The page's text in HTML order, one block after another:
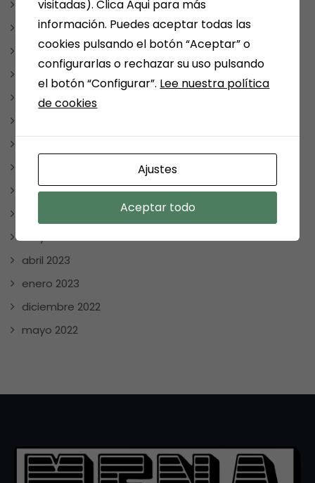
marzo 2024
febrero 2024
enero 2024
diciembre 2023
noviembre 2023
julio 2023
abril 2023
enero 2023
diciembre 2022
mayo 2022
visitadas). Clica Aqui para más
información. Puedes aceptar todas las
cookies pulsando el botón “Aceptar” o
configurarlas o rechazar su uso pulsando
el botón “Configurar”. Lee nuestra política
de cookies
Ajustes
Aceptar todo